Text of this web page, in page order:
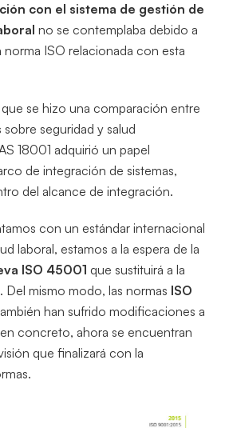
con el sistema de gestión de
no se contemplaba debido a
norma ISO relacionada con esta
se hizo una comparación entre
seguridad y salud
18001 adquirió un papel
de integración de sistemas,
del alcance de integración.
con un estándar internacional
laboral, estamos a la espera de la
ISO 45001 que sustituirá a la
Del mismo modo, las normas ISO
han sufrido modificaciones a
concreto, ahora se encuentran
que finalizará con la